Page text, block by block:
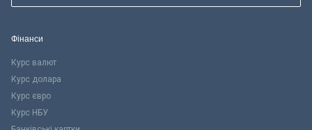
Фінанси
Курс валют
Курс долара
Курс євро
Курс НБУ